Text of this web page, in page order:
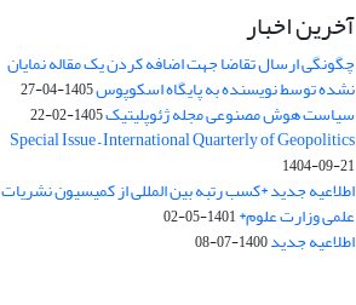
آخرین اخبار
چگونگی ارسال تقاضا جهت اضافه کردن یک مقاله نمایان
نشده توسط نویسنده به پایگاه اسکوپوس1405-04-27
سیاست هوش مصنوعی مجله ژئوپلیتیک1405-02-22
Special Issue – International Quarterly of Geopolitics
1404-09-21
اطلاعیه جدید *کسب رتبه بین المللی از کمیسیون نشریات
علمی وزارت علوم*1401-05-02
اطلاعیه جدید1400-07-08